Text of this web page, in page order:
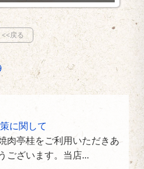
<<戻る
に関して
肉亭桂をご利用いただきあ
ございます。当店...